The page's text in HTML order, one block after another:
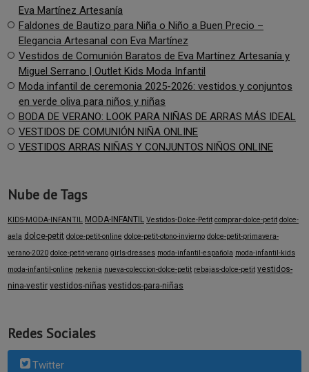
Eva Martínez Artesanía
Faldones de Bautizo para Niña o Niño a Buen Precio –
Elegancia Artesanal con Eva Martínez
Vestidos de Comunión Baratos de Eva Martínez Artesanía y
Miguel Serrano | Outlet Kids Moda Infantil
Moda infantil de ceremonia 2025-2026: vestidos y conjuntos
en verde oliva para niños y niñas
BODA DE VERANO: LOOK PARA NIÑAS DE ARRAS MÁS IDEAL
VESTIDOS DE COMUNIÓN NIÑA ONLINE
VESTIDOS ARRAS NIÑAS Y CONJUNTOS NIÑOS ONLINE
Nube de Tags
KIDS-MODA-INFANTIL MODA-INFANTIL Vestidos-Dolce-Petit comprar-dolce-petit dolce-
aela dolce-petit dolce-petit-online dolce-petit-otono-invierno dolce-petit-primavera-
verano-2020 dolce-petit-verano girls-dresses moda-infantil-española moda-infantil-kids
moda-infantil-online nekenia nueva-coleccion-dolce-petit rebajas-dolce-petit vestidos-
nina-vestir vestidos-niñas vestidos-para-niñas
Redes Sociales
Twitter